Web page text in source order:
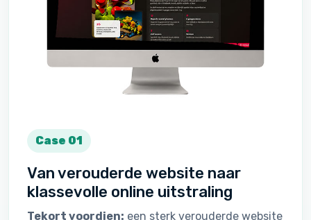
Case 01
Van verouderde website naar
klassevolle online uitstraling
Tekort voordien: een sterk verouderde website